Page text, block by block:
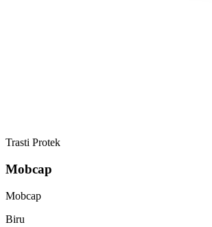
Trasti Protek
Mobcap
Mobcap
Biru